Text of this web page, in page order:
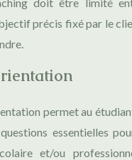
précis fixé par le
permet au
essentielles
et/ou